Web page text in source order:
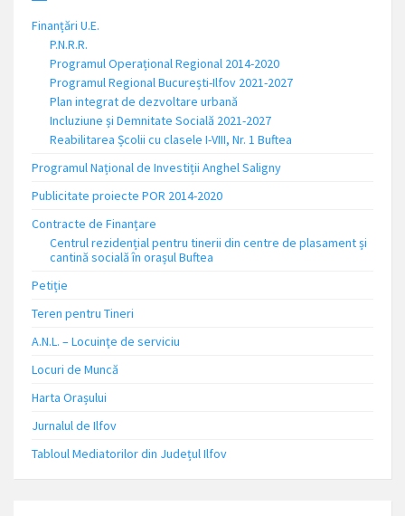
Finanțări U.E.
P.N.R.R.
Programul Operațional Regional 2014-2020
Programul Regional București-Ilfov 2021-2027
Plan integrat de dezvoltare urbană
Incluziune și Demnitate Socială 2021-2027
Reabilitarea Școlii cu clasele I-VIII, Nr. 1 Buftea
Programul Național de Investiții Anghel Saligny
Publicitate proiecte POR 2014-2020
Contracte de Finanțare
Centrul rezidențial pentru tinerii din centre de plasament și
cantină socială în orașul Buftea
Petiție
Teren pentru Tineri
A.N.L. – Locuinţe de serviciu
Locuri de Muncă
Harta Orașului
Jurnalul de Ilfov
Tabloul Mediatorilor din Județul Ilfov